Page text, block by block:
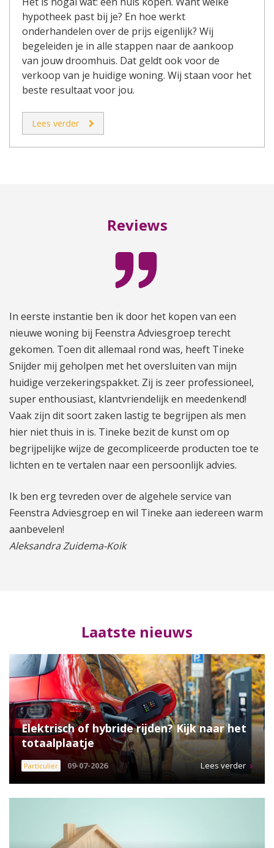
hypotheek past bij je? En hoe werkt
onderhandelen over de prijs eigenlijk? Wij
begeleiden je in alle stappen naar de aankoop
van jouw droomhuis. Dat geldt ook voor de
verkoop van je huidige woning. Wij staan voor het
beste resultaat voor jou.
Lees verder
Reviews
In eerste instantie ben ik door het kopen van een
nieuwe woning bij Feenstra Adviesgroep terecht
gekomen. Toen dit allemaal rond was, heeft Tineke
Snijder mij geholpen met het oversluiten van mijn
huidige verzekeringspakket. Zij is zeer professioneel,
super enthousiast, klantvriendelijk en meedenkend!
Vaak zijn dit soort zaken lastig te begrijpen als men
hier niet thuis in is. Tineke bezit de kunst om op
begrijpelijke wijze de gecompliceerde producten toe te
lichten en te vertalen naar een persoonlijk advies.
Ik ben erg tevreden over de algehele service van
Feenstra Adviesgroep en wil Tineke aan iedereen warm
aanbevelen!
Aleksandra Zuidema-Koik
Laatste nieuws
Particulier 09-07-2026
Elektrisch of hybride rijden? Kijk naar het
totaalplaatje
Lees verder